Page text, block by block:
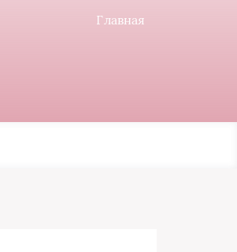
Главная